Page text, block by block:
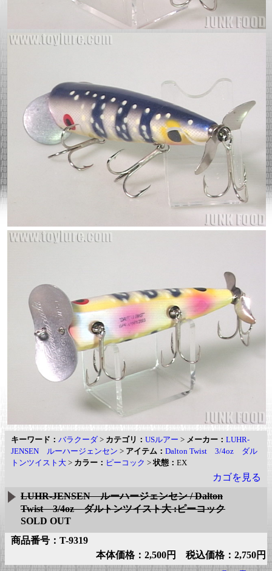
キーワード： バラクーダ > カテゴリ： USルアー > メーカー： LUHR-
JENSEN ルーハージェンセン > アイテム： Dalton Twist 3/4oz ダル
トンツイスト大 > カラー： ピーコック >状態： EX
カゴを見る
LUHR-JENSEN ルーハージェンセン / Dalton
Twist 3/4oz ダルトンツイスト大 :ピーコック
SOLD OUT
商品番号：T-9319
本体価格：2,500円 税込価格：2,750円